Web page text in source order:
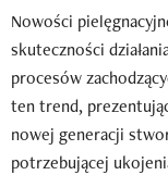
Nowości
skuteczności
procesów
ten trend,
nowej generacji
potrzebującej